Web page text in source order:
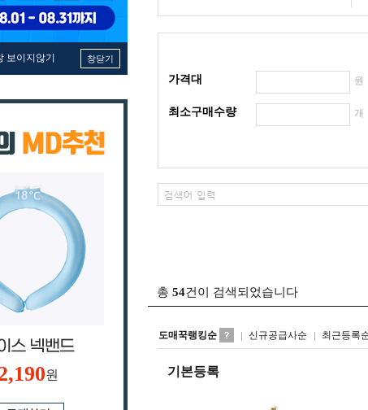
보이지않기 창닫기
원
가격대
최소구매수량
총 54건이 검색되었습니다
도매꾹랭킹순 신규공급사순 최근등록
기본등록